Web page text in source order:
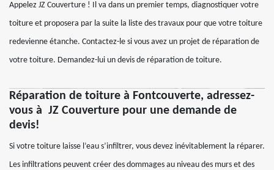
Appelez JZ Couverture ! Il va dans un premier temps, diagnostiquer votre
toiture et proposera par la suite la liste des travaux pour que votre toiture
redevienne étanche. Contactez-le si vous avez un projet de réparation de
votre toiture. Demandez-lui un devis de réparation de toiture.
Réparation de toiture à Fontcouverte, adressez-
vous à JZ Couverture pour une demande de
devis!
Si votre toiture laisse l’eau s’infiltrer, vous devez inévitablement la réparer.
Les infiltrations peuvent créer des dommages au niveau des murs et des